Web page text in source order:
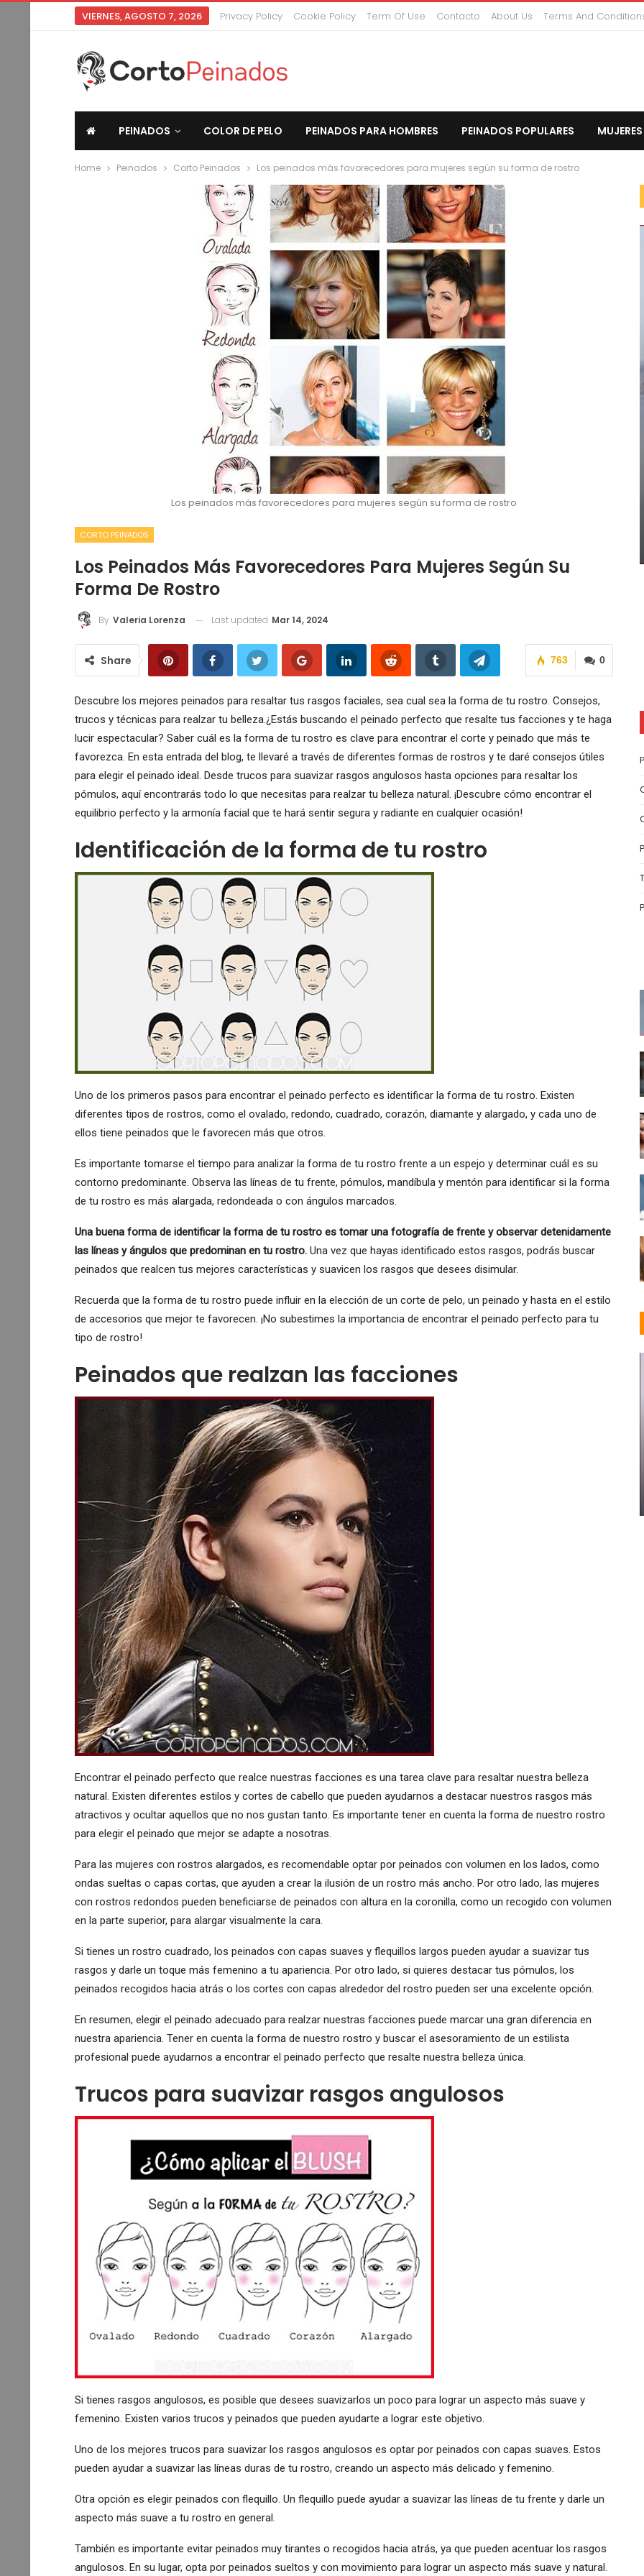
VIERNES, AGOSTO 7, 2026 Privacy Policy Cookie Policy Term Of Use Contacto About Us Terms And
PEINADOS COLOR DE PELO PEINADOS PARA HOMBRES PEINADOS POPULARES
Home Peinados Corto Peinados Los peinados más favorecedores para mujeres según su forma de rostro
Los peinados más favorecedores para mujeres según su forma de rostro
CORTO PEINADOS
Los Peinados Más Favorecedores Para Mujeres Según Su
Forma De Rostro
By Valeria Lorenza Last updated Mar 14, 2024
0
763
Share
Descubre los mejores peinados para resaltar tus rasgos faciales, sea cual sea la forma de tu rostro. Consejos,
trucos y técnicas para realzar tu belleza.¿Estás buscando el peinado perfecto que resalte tus facciones y te haga
lucir espectacular? Saber cuál es la forma de tu rostro es clave para encontrar el corte y peinado que más te
favorezca. En esta entrada del blog, te llevaré a través de diferentes formas de rostros y te daré consejos útiles
para elegir el peinado ideal. Desde trucos para suavizar rasgos angulosos hasta opciones para resaltar los
pómulos, aquí encontrarás todo lo que necesitas para realzar tu belleza natural. ¡Descubre cómo encontrar el
equilibrio perfecto y la armonía facial que te hará sentir segura y radiante en cualquier ocasión!
Identificación de la forma de tu rostro
Uno de los primeros pasos para encontrar el peinado perfecto es identificar la forma de tu rostro. Existen
diferentes tipos de rostros, como el ovalado, redondo, cuadrado, corazón, diamante y alargado, y cada uno de
ellos tiene peinados que le favorecen más que otros.
Es importante tomarse el tiempo para analizar la forma de tu rostro frente a un espejo y determinar cuál es su
contorno predominante. Observa las líneas de tu frente, pómulos, mandíbula y mentón para identificar si la forma
de tu rostro es más alargada, redondeada o con ángulos marcados.
Una buena forma de identificar la forma de tu rostro es tomar una fotografía de frente y observar detenidamente
las líneas y ángulos que predominan en tu rostro. Una vez que hayas identificado estos rasgos, podrás buscar
peinados que realcen tus mejores características y suavicen los rasgos que desees disimular.
Recuerda que la forma de tu rostro puede influir en la elección de un corte de pelo, un peinado y hasta en el estilo
de accesorios que mejor te favorecen. ¡No subestimes la importancia de encontrar el peinado perfecto para tu
tipo de rostro!
Peinados que realzan las facciones
Encontrar el peinado perfecto que realce nuestras facciones es una tarea clave para resaltar nuestra belleza
natural. Existen diferentes estilos y cortes de cabello que pueden ayudarnos a destacar nuestros rasgos más
atractivos y ocultar aquellos que no nos gustan tanto. Es importante tener en cuenta la forma de nuestro rostro
para elegir el peinado que mejor se adapte a nosotras.
Para las mujeres con rostros alargados, es recomendable optar por peinados con volumen en los lados, como
ondas sueltas o capas cortas, que ayuden a crear la ilusión de un rostro más ancho. Por otro lado, las mujeres
con rostros redondos pueden beneficiarse de peinados con altura en la coronilla, como un recogido con volumen
en la parte superior, para alargar visualmente la cara.
Si tienes un rostro cuadrado, los peinados con capas suaves y flequillos largos pueden ayudar a suavizar tus
rasgos y darle un toque más femenino a tu apariencia. Por otro lado, si quieres destacar tus pómulos, los
peinados recogidos hacia atrás o los cortes con capas alrededor del rostro pueden ser una excelente opción.
En resumen, elegir el peinado adecuado para realzar nuestras facciones puede marcar una gran diferencia en
nuestra apariencia. Tener en cuenta la forma de nuestro rostro y buscar el asesoramiento de un estilista
profesional puede ayudarnos a encontrar el peinado perfecto que resalte nuestra belleza única.
Trucos para suavizar rasgos angulosos
Si tienes rasgos angulosos, es posible que desees suavizarlos un poco para lograr un aspecto más suave y
femenino. Existen varios trucos y peinados que pueden ayudarte a lograr este objetivo.
Uno de los mejores trucos para suavizar los rasgos angulosos es optar por peinados con capas suaves. Estos
pueden ayudar a suavizar las líneas duras de tu rostro, creando un aspecto más delicado y femenino.
Otra opción es elegir peinados con flequillo. Un flequillo puede ayudar a suavizar las líneas de tu frente y darle un
aspecto más suave a tu rostro en general.
También es importante evitar peinados muy tirantes o recogidos hacia atrás, ya que pueden acentuar los rasgos
angulosos. En su lugar, opta por peinados sueltos y con movimiento para lograr un aspecto más suave y natural.
CORTO PEINADOS
Valeria Lorenza
CORTO PEINADOS
Inspirando Peinados Cortos Con
MUJERES AFRICANAS
50 Ideas Encantadoras Para
Trenzas De Ghana
Valeria Lorenza Abr 6, 2019 0